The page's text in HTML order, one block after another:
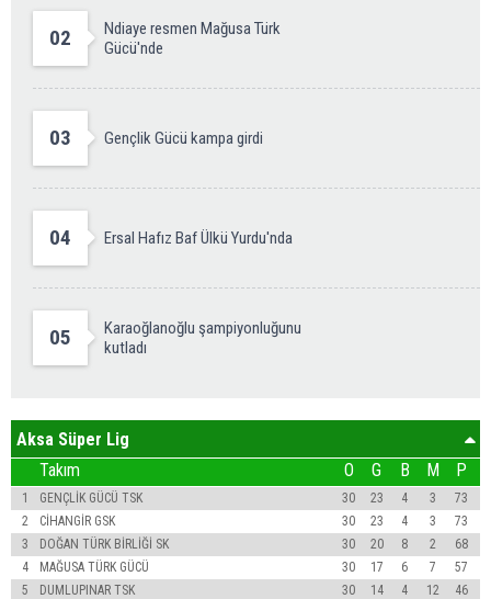
02
Ndiaye resmen Mağusa Türk
Gücü'nde
03 Gençlik Gücü kampa girdi
04 Ersal Hafız Baf Ülkü Yurdu'nda
05
Karaoğlanoğlu şampiyonluğunu
kutladı
Aksa Süper Lig
Takım
O G B M P
1 GENÇLİK GÜCÜ TSK 30 23 4 3
73
2
CİHANGİR GSK 30 23 4 3
73
3
DOĞAN TÜRK BİRLİĞİ SK 30 20 8 2
68
4
MAĞUSA TÜRK GÜCÜ 30 17 6 7
57
5
DUMLUPINAR TSK 30 14 4 12
46